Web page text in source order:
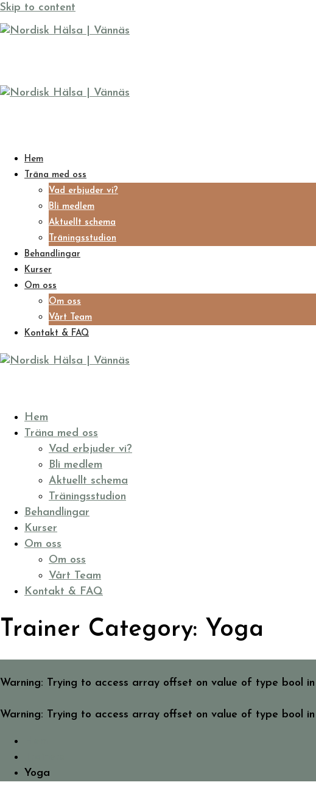
Skip to content
Hem
Träna med oss
Vad erbjuder vi?
Bli medlem
Aktuellt schema
Träningsstudion
Behandlingar
Kurser
Om oss
Om oss
Vårt Team
Kontakt & FAQ
Hem
Träna med oss
Vad erbjuder vi?
Bli medlem
Aktuellt schema
Träningsstudion
Behandlingar
Kurser
Om oss
Om oss
Vårt Team
Kontakt & FAQ
Trainer Category: Yoga
Warning: Trying to access array offset on value of type bool in
Warning: Trying to access array offset on value of type bool in
Yoga